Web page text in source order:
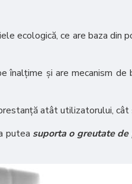
ecologică, ce are baza din
și are mecanism
atât utilizatorului,
putea suporta o greutate